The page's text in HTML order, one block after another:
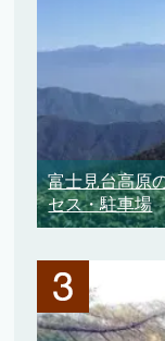
富士見台高原
セス・駐車場